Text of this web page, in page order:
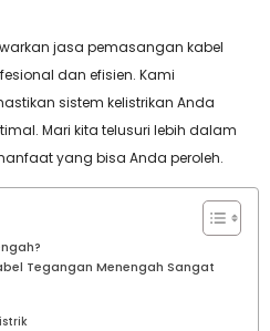
jasa pemasangan kabel
dan efisien. Kami
sistem kelistrikan Anda
Mari kita telusuri lebih dalam
yang bisa Anda peroleh.
Tegangan Menengah Sangat